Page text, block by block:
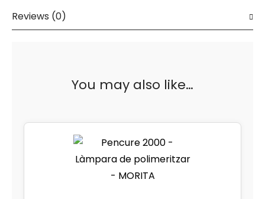
Reviews (0)
You may also like…